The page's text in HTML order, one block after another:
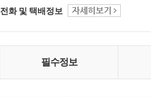
전화 및 택배정보
필수정보